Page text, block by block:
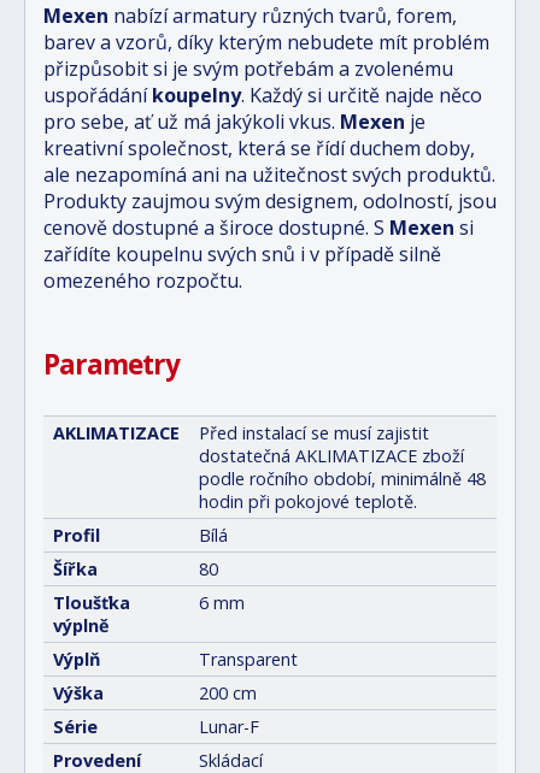
Mexen nabízí armatury různých tvarů, forem,
barev a vzorů, díky kterým nebudete mít problém
přizpůsobit si je svým potřebám a zvolenému
uspořádáníkoupelny. Každý si určitě najde něco
pro sebe, ať už má jakýkoli vkus. Mexen je
kreativní společnost, která se řídí duchem doby,
ale nezapomíná ani na užitečnost svých produktů.
Produkty zaujmou svým designem, odolností, jsou
cenově dostupné a široce dostupné. S Mexen si
zařídíte koupelnu svých snů i v případě silně
omezeného rozpočtu.
Parametry
AKLIMATIZACE
Před instalací se musí zajistit
dostatečná AKLIMATIZACE zboží
podle ročního období, minimálně 48
hodin při pokojové teplotě.
Profil
Bílá
Šířka
80
Tloušťka
výplně
6 mm
Výplň
Transparent
Výška
200 cm
Série
Lunar-F
Provedení
Skládací